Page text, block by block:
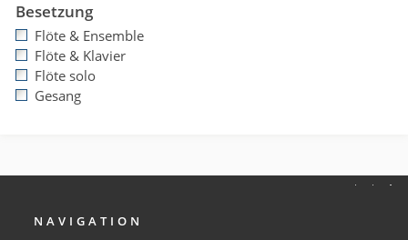
Besetzung
Flöte & Ensemble
Flöte & Klavier
Flöte solo
Gesang
NAVIGATION